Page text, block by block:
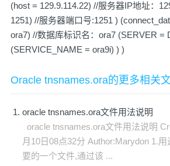
(host = 129.9.114.22) //服务器IP地址：
1251) //服务器端口号:1251 )
ora7) //数据库标识名：ora7 (SERVER =
(SERVICE_NAME = ora9i) ) )
Oracle tnsnames.ora的更多相关
oracle tnsnames.ora文件用法说明
oracle tnsnames.ora文件用法说明
月10日08点32分 Author:Marydon 1.
要的一个文件,通过该 ...